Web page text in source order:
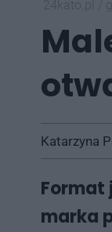
Katarzyna
Format
marka